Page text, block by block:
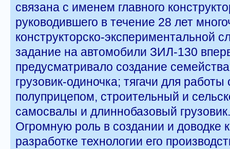
связана с именем главного
руководившего в течение 28 лет
конструкторско-экспериментальной
задание на автомобили ЗИЛ-130
предусматривало создание
грузовик-одиночка; тягачи для
полуприцепом, строительный и
самосвалы и длиннобазовый грузовик.
Огромную роль в создании и доводке
разработке технологии его